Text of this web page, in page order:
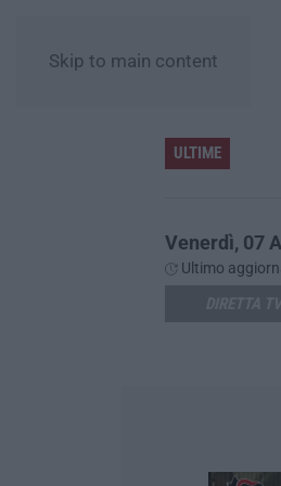
Skip to main content
ULTIME
Venerdì, 07
Ultimo